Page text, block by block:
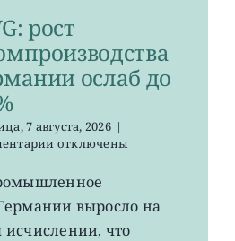
рост
ослаб до
7 августа, 2026 |
к
EWG:
рост
промпроизводства
Германии
отключены
выросло на
исчислении, что